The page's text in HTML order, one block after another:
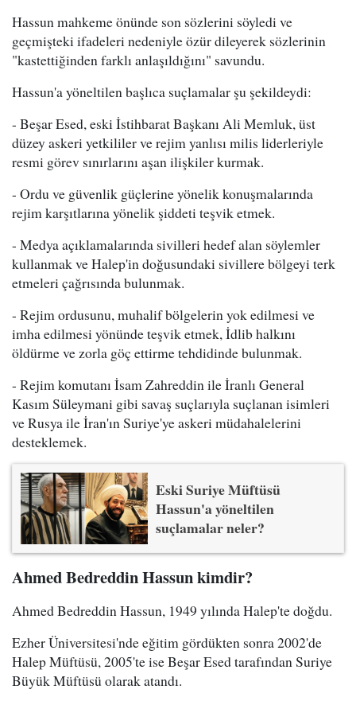
Hassun mahkeme önünde son sözlerini söyledi ve
geçmişteki ifadeleri nedeniyle özür dileyerek sözlerinin
"kastettiğinden farklı anlaşıldığını" savundu.
Hassun'a yöneltilen başlıca suçlamalar şu şekildeydi:
- Beşar Esed, eski İstihbarat Başkanı Ali Memluk, üst
düzey askeri yetkililer ve rejim yanlısı milis liderleriyle
resmi görev sınırlarını aşan ilişkiler kurmak.
- Ordu ve güvenlik güçlerine yönelik konuşmalarında
rejim karşıtlarına yönelik şiddeti teşvik etmek.
- Medya açıklamalarında sivilleri hedef alan söylemler
kullanmak ve Halep'in doğusundaki sivillere bölgeyi terk
etmeleri çağrısında bulunmak.
- Rejim ordusunu, muhalif bölgelerin yok edilmesi ve
imha edilmesi yönünde teşvik etmek, İdlib halkını
öldürme ve zorla göç ettirme tehdidinde bulunmak.
- Rejim komutanı İsam Zahreddin ile İranlı General
Kasım Süleymani gibi savaş suçlarıyla suçlanan isimleri
ve Rusya ile İran'ın Suriye'ye askeri müdahalelerini
desteklemek.
Eski Suriye Müftüsü
Hassun'a yöneltilen
suçlamalar neler?
Ahmed Bedreddin Hassun kimdir?
Ahmed Bedreddin Hassun, 1949 yılında Halep'te doğdu.
Ezher Üniversitesi'nde eğitim gördükten sonra 2002'de
Halep Müftüsü, 2005'te ise Beşar Esed tarafından Suriye
Büyük Müftüsü olarak atandı.